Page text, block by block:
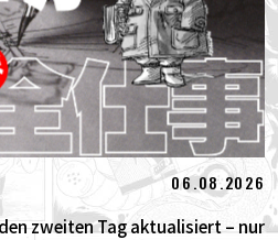
06.08.2026
zweiten Tag aktualisiert – nur